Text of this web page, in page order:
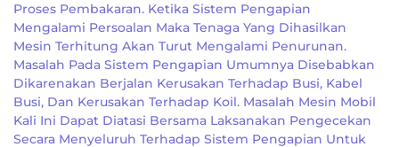
Proses Pembakaran. Ketika Sistem Pengapian
Mengalami Persoalan Maka Tenaga Yang Dihasilkan
Mesin Terhitung Akan Turut Mengalami Penurunan.
Masalah Pada Sistem Pengapian Umumnya Disebabkan
Dikarenakan Berjalan Kerusakan Terhadap Busi, Kabel
Busi, Dan Kerusakan Terhadap Koil. Masalah Mesin Mobil
Kali Ini Dapat Diatasi Bersama Laksanakan Pengecekan
Secara Menyeluruh Terhadap Sistem Pengapian Untuk